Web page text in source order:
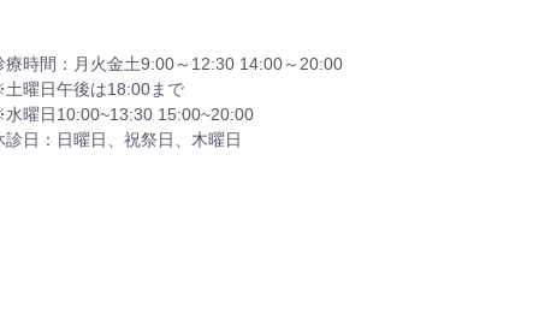
療時間：月火金土9:00～12:30 14:00～20:00
曜日午後は18:00まで
曜日10:00~13:30 15:00~20:00
診日：日曜日、祝祭日、木曜日